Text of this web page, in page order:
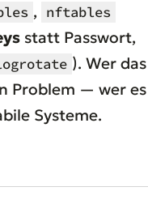
, nftables
statt Passwort,
). Wer das
Problem — wer es
Systeme.